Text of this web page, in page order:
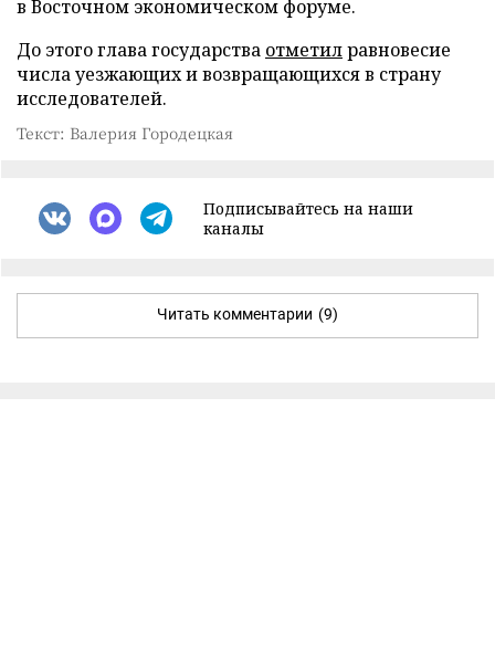
в Восточном экономическом форуме.
До этого глава государства отметилравновесие
числа уезжающих и возвращающихся в страну
исследователей.
Текст: Валерия Городецкая
Подписывайтесь на наши
каналы
Читать комментарии (9)